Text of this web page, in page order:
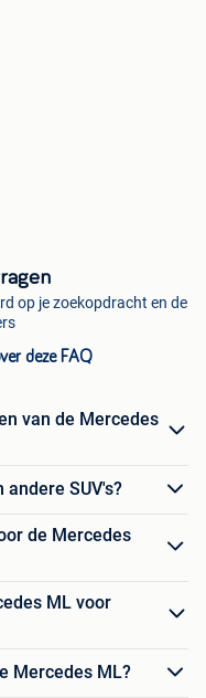
op je zoekopdracht en de
deze FAQ
van de Mercedes
SUV's?
de Mercedes
ML voor
Mercedes ML?